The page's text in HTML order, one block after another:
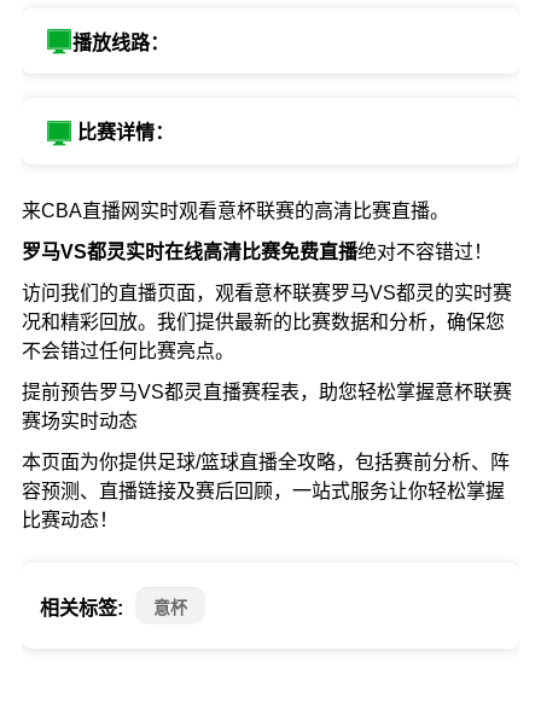
播放线路：
比赛详情：
来CBA直播网实时观看意杯联赛的高清比赛直播。
罗马VS都灵实时在线高清比赛免费直播绝对不容错过！
访问我们的直播页面，观看意杯联赛罗马VS都灵的实时赛
况和精彩回放。我们提供最新的比赛数据和分析，确保您
不会错过任何比赛亮点。
提前预告罗马VS都灵直播赛程表，助您轻松掌握意杯联赛
赛场实时动态
本页面为你提供足球/篮球直播全攻略，包括赛前分析、阵
容预测、直播链接及赛后回顾，一站式服务让你轻松掌握
比赛动态！
相关标签: 意杯